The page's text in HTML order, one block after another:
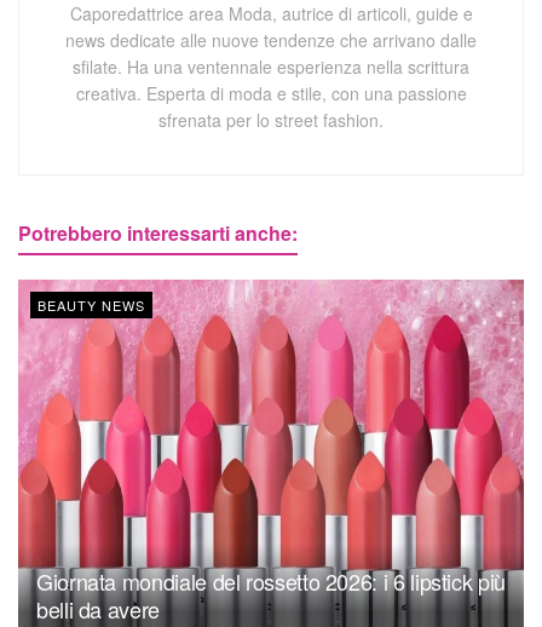
Caporedattrice area Moda, autrice di articoli, guide e
news dedicate alle nuove tendenze che arrivano dalle
sfilate. Ha una ventennale esperienza nella scrittura
creativa. Esperta di moda e stile, con una passione
sfrenata per lo street fashion.
Potrebbero interessarti anche:
BEAUTY NEWS
Giornata mondiale del rossetto 2026: i 6 lipstick più
belli da avere